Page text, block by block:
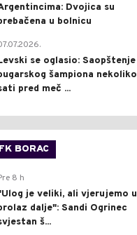
Dvojica su
u bolnicu
se oglasio: Saopštenje
šampiona nekoliko
pred meč ...
FK BORAC
8 h
je veliki, ali vjerujemo u
dalje": Sandi Ogrinec
š...